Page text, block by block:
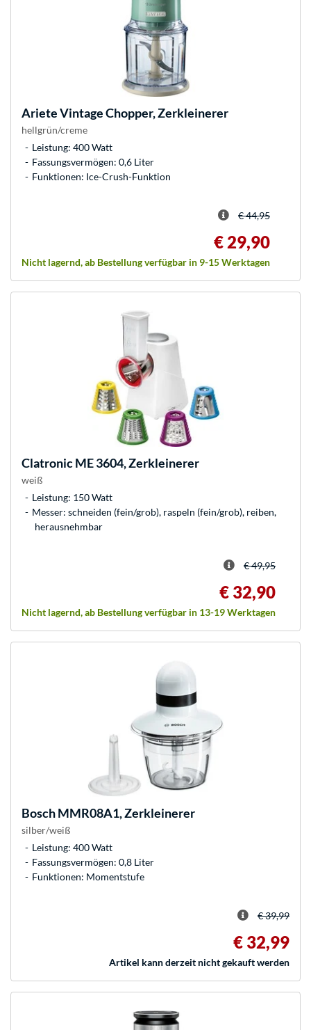
ArieteVintage Chopper, Zerkleinerer
hellgrün/creme
Leistung: 400 Watt
Fassungsvermögen: 0,6 Liter
Funktionen: Ice-Crush-Funktion
€ 44,95
€ 29,90
Nicht lagernd, ab Bestellung verfügbar in 9-15 Werktagen
ClatronicME 3604, Zerkleinerer
weiß
Leistung: 150 Watt
Messer: schneiden (fein/grob), raspeln (fein/grob), reiben,
herausnehmbar
€ 49,95
€ 32,90
Nicht lagernd, ab Bestellung verfügbar in 13-19 Werktagen
BoschMMR08A1, Zerkleinerer
silber/weiß
Leistung: 400 Watt
Fassungsvermögen: 0,8 Liter
Funktionen: Momentstufe
€ 39,99
€ 32,99
Artikel kann derzeit nicht gekauft werden